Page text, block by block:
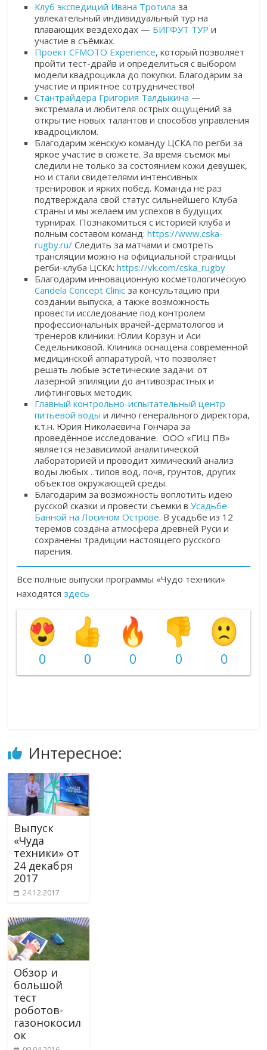
Клуб экспедиций Ивана Тротилаза
увлекательный индивидуальный тур на
плавающих вездеходах — БИГФУТ ТУР и
участие в съёмках.
Проект CFMOTO Experience, который позволяет
пройти тест-драйв и определиться с выбором
модели квадроцикла до покупки. Благодарим за
участие и приятное сотрудничество!
Стантрайдера Григория Талдыкина —
экстремала и любителя острых ощущений за
открытие новых талантов и способов управления
квадроциклом.
Благодарим женскую команду ЦСКА по регби за
яркое участие в сюжете.За время съемок мы
следили не только за состоянием кожи девушек,
но и стали свидетелями интенсивных
тренировок и ярких побед. Команда не раз
подтверждала свой статус сильнейшего Клуба
страны и мы желаем им успехов в будущих
турнирах. Познакомиться с историей клуба и
полным составом команд:https://www.cska-
rugby.ru/Следить за матчами и смотреть
трансляции можно на официальной страницы
регби-клуба ЦСКА:https://vk.com/cska_rugby
Благодарим инновационную косметологическую
Candela Concept Clinic за консультацию при
создании выпуска, а также возможность
провести исследование под контролем
профессиональных врачей-дерматологов и
тренеров клиники: Юлии Корзун и Аси
Седельниковой. Клиника оснащена современной
медицинской аппаратурой, что позволяет
решать любые эстетические задачи: от
лазерной эпиляции до антивозрастных и
лифтинговых методик.
Главный контрольно-испытательный центр
питьевой воды и лично генерального директора,
к.т.н. Юрия Николаевича Гончара за
проведённое исследование. ООО «ГИЦ ПВ»
является независимой аналитической
лабораторией и проводит химический анализ
воды любых . типов вод, почв, грунтов, других
объектов окружающей среды.
Благодарим за возможность воплотить идею
русской сказки и провести съемки вУсадьбе
Банной на Лосином Острове. В усадьбе из 12
теремов создана атмосфера древней Руси и
сохранены традиции настоящего русского
парения.
Все полные выпуски программы «Чудо техники»
находятсяздесь
0 0 0 0 0
Интересное:
Выпуск
«Чуда
техники» от
24 декабря
2017
24.12.2017
Обзор и
большой
тест
роботов-
газонокосил
ок